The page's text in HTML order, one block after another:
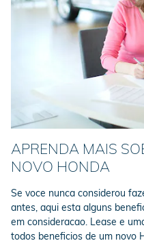
APRENDA MAIS
NOVO HONDA
Se voce nunca considerou
antes, aqui esta alguns
em consideracao. Lease e
todos beneficios de um novo